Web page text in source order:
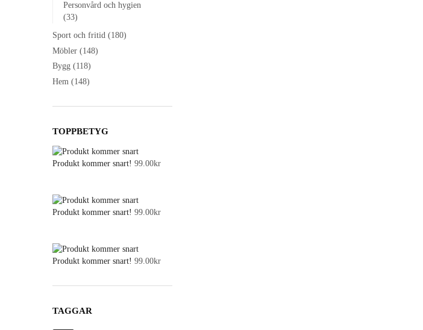
Personvård och hygien
(33)
Sport och fritid (180)
Möbler (148)
Bygg (118)
Hem (148)
TOPPBETYG
Produkt kommer snart! 99.00kr
Produkt kommer snart! 99.00kr
Produkt kommer snart! 99.00kr
TAGGAR